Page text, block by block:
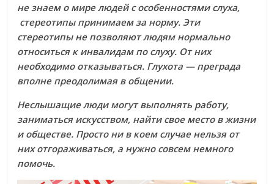
не знаем о мире людей с особенностями слуха,
стереотипы принимаем за норму. Эти
стереотипы не позволяют людям нормально
относиться к инвалидам по слуху. От них
необходимо отказываться. Глухота — преграда
вполне преодолимая в общении.
Неслышащие люди могут выполнять работу,
заниматься искусством, найти свое место в жизни
и обществе. Просто ни в коем случае нельзя от
них отгораживаться, а нужно совсем немного
помочь.